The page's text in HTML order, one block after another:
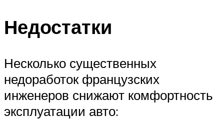
Недостатки
Несколько существенных
недоработок французских
инженеров снижают комфортность
эксплуатации авто: